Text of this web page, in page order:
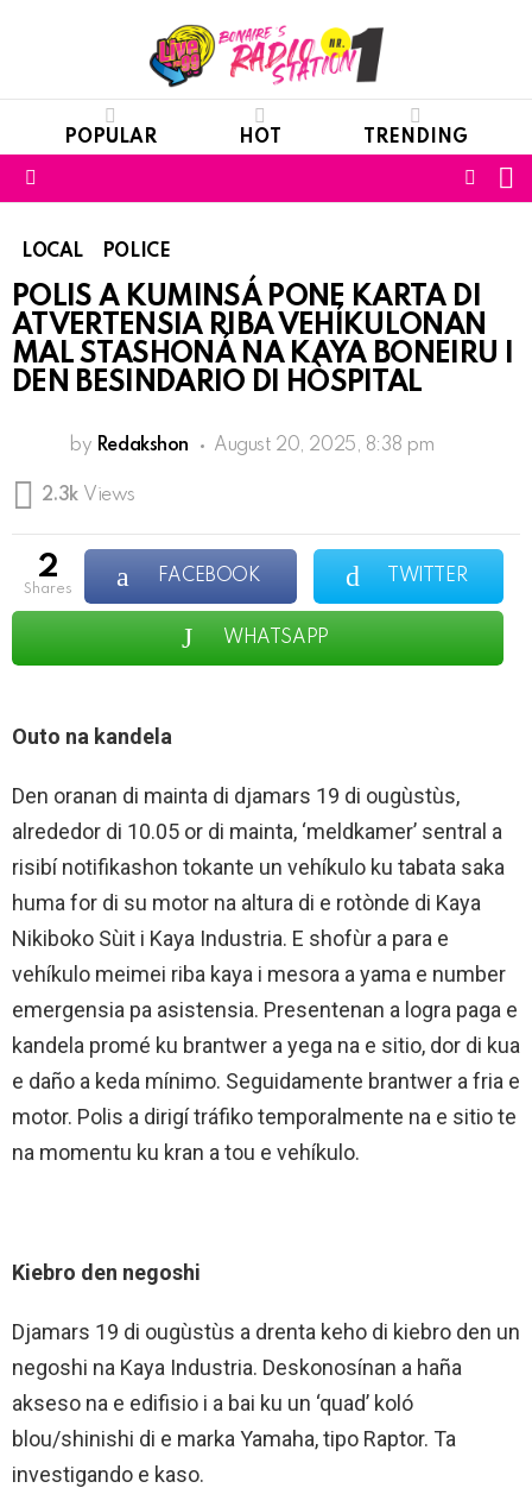
POPULAR HOT TRENDING
LOCAL POLICE
POLIS A KUMINSÁ PONE KARTA DI
ATVERTENSIA RIBA VEHÍKULONAN
MAL STASHONÁ NA KAYA BONEIRU I
DEN BESINDARIO DI HÒSPITAL
by Redakshon August 20, 2025, 8:38 pm
2.3k Views
2
shares
FACEBOOK TWITTER
WHATSAPP
Outo na kandela
Den oranan di mainta di djamars 19 di ougùstùs,
alrededor di 10.05 or di mainta, ‘meldkamer’ sentral a
risibí notifikashon tokante un vehíkulo ku tabata saka
huma for di su motor na altura di e rotònde di Kaya
Nikiboko Sùit i Kaya Industria. E shofùr a para e
vehíkulo meimei riba kaya i mesora a yama e number
emergensia pa asistensia. Presentenan a logra paga e
kandela promé ku brantwer a yega na e sitio, dor di kua
e daño a keda mínimo. Seguidamente brantwer a fria e
motor. Polis a dirigí tráfiko temporalmente na e sitio te
na momentu ku kran a tou e vehíkulo.
Kiebro den negoshi
Djamars 19 di ougùstùs a drenta keho di kiebro den un
negoshi na Kaya Industria. Deskonosínan a haña
akseso na e edifisio i a bai ku un ‘quad’ koló
blou/shinishi di e marka Yamaha, tipo Raptor. Ta
investigando e kaso.